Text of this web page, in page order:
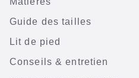
Guide des tailles
Lit de pied
Conseils & entretien